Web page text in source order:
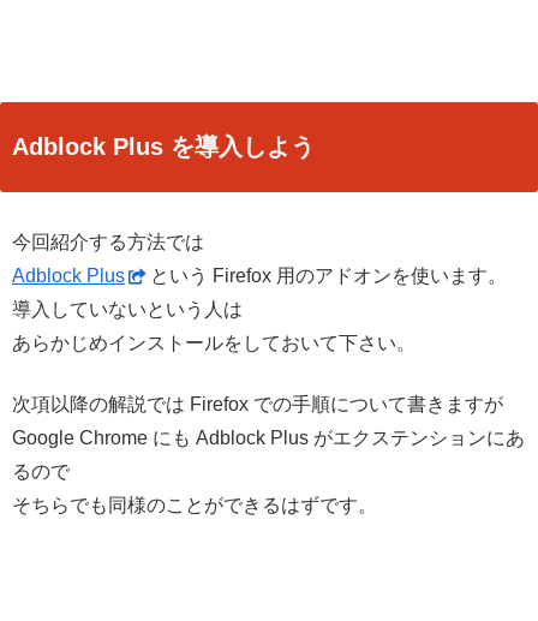
Adblock Plus を導入しよう
今回紹介する方法では
Adblock Plus
という Firefox 用のアドオンを使います。
導入していないという人は
あらかじめインストールをしておいて下さい。
次項以降の解説では Firefox での手順について書きますが
Google Chrome にも Adblock Plus がエクステンションにあ
るので
そちらでも同様のことができるはずです。